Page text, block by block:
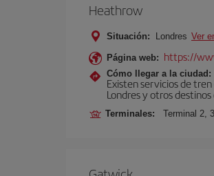
Heathrow
Situación: Londres Ver
Página web: https://
Cómo llegar a la ciudad:
Existen servicios de
Londres y otros destinos
Terminales: Terminal 2,